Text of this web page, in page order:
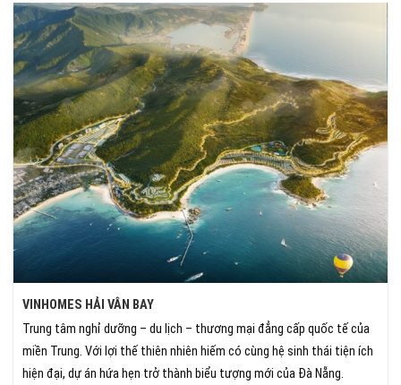
VINHOMES HẢI VÂN BAY
Trung tâm nghỉ dưỡng – du lịch – thương mại đẳng cấp quốc tế của
miền Trung. Với lợi thế thiên nhiên hiếm có cùng hệ sinh thái tiện ích
hiện đại, dự án hứa hẹn trở thành biểu tượng mới của Đà Nẵng.